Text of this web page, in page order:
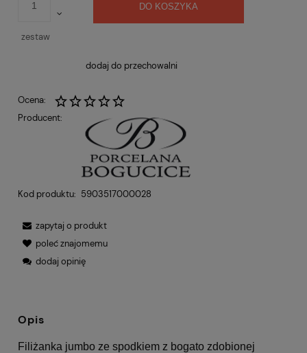
zestaw
DO KOSZYKA
dodaj do przechowalni
Ocena:
Producent:
Kod produktu: 5903517000028
zapytaj o produkt
poleć znajomemu
dodaj opinię
Opis
Filiżanka jumbo ze spodkiem z bogato zdobionej